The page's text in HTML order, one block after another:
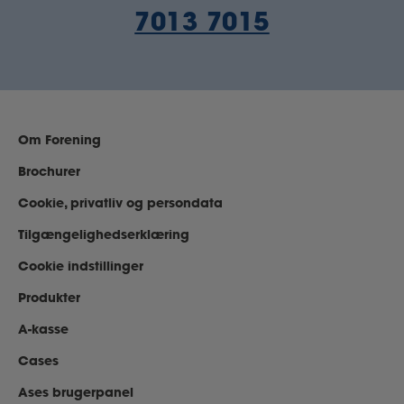
7013 7015
Om Forening
Brochurer
Cookie, privatliv og persondata
Tilgængelighedserklæring
Cookie indstillinger
Produkter
A-kasse
Cases
Ases brugerpanel